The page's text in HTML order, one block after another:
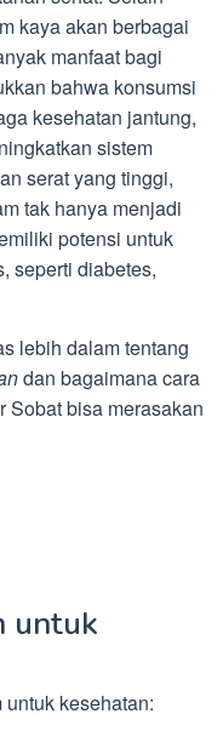
kaya akan berbagai
manfaat bagi
bahwa konsumsi
kesehatan jantung,
sistem
serat yang tinggi,
tak hanya menjadi
potensi untuk
seperti diabetes,
lebih dalam tentang
dan bagaimana cara
Sobat bisa merasakan
untuk
kesehatan: